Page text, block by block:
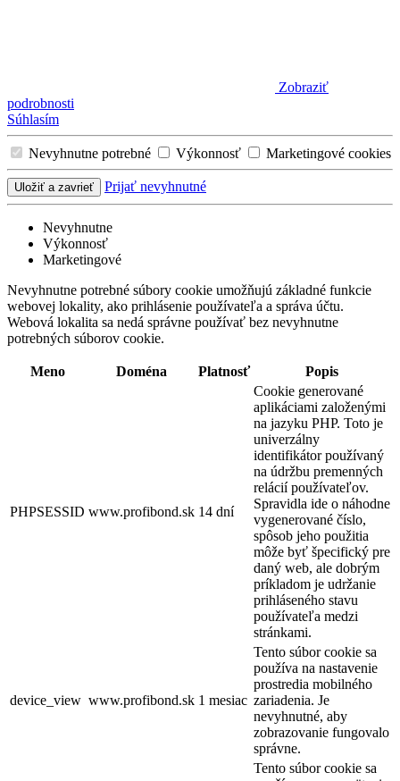
Zobraziť
podrobnosti
Súhlasím
Nevyhnutne potrebné Výkonnosť Marketingové cookies
Uložiť a zavrieť Prijať nevyhnutné
Nevyhnutne
Výkonnosť
Marketingové
Nevyhnutne potrebné súbory cookie umožňujú základné funkcie
webovej lokality, ako prihlásenie používateľa a správa účtu.
Webová lokalita sa nedá správne používať bez nevyhnutne
potrebných súborov cookie.
Meno Doména Platnosť Popis
PHPSESSID www.profibond.sk 14 dní
Cookie generované
aplikáciami založenými
na jazyku PHP. Toto je
univerzálny
identifikátor používaný
na údržbu premenných
relácií používateľov.
Spravidla ide o náhodne
vygenerované číslo,
spôsob jeho použitia
môže byť špecifický pre
daný web, ale dobrým
príkladom je udržanie
prihláseného stavu
používateľa medzi
stránkami.
device_view www.profibond.sk 1 mesiac
Tento súbor cookie sa
používa na nastavenie
prostredia mobilného
zariadenia. Je
nevyhnutné, aby
zobrazovanie fungovalo
správne.
Tento súbor cookie sa